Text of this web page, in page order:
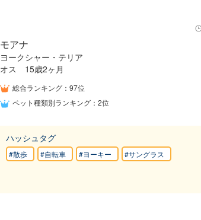
モアナ
ヨークシャー・テリア
オス 15歳2ヶ月
総合ランキング：97位
ペット種類別ランキング：2位
ハッシュタグ
#散歩 #自転車 #ヨーキー #サングラス